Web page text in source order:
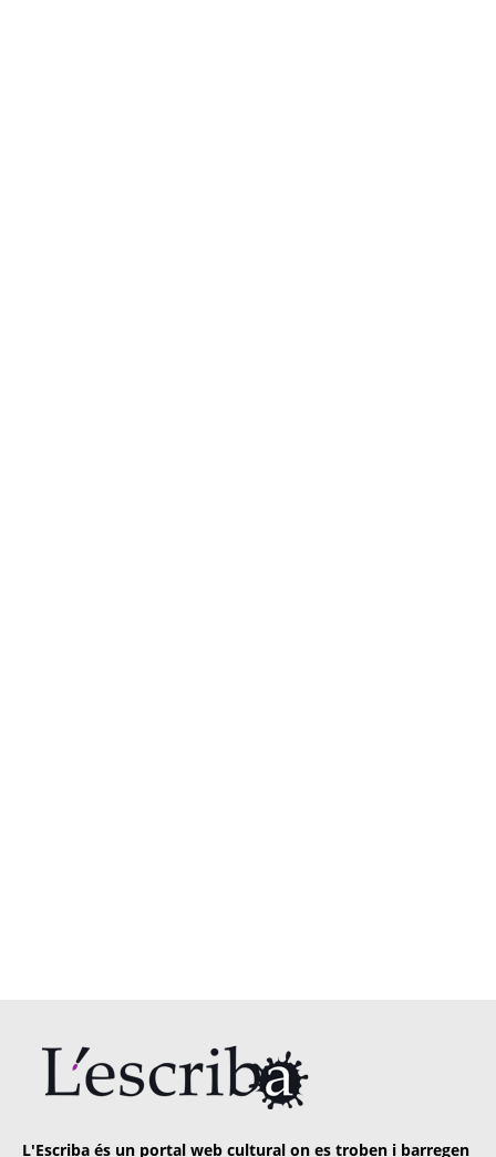
L'Escriba és un portal web cultural on es troben i barregen